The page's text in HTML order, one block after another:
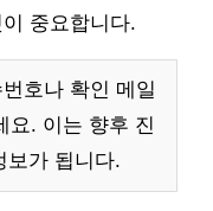
중요합니다.
호나 확인 메일
요. 이는 향후 진
보가 됩니다.